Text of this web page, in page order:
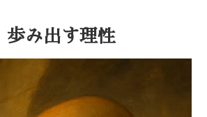
み出す理性